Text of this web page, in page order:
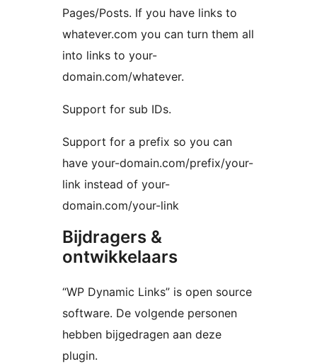
Pages/Posts. If you have links to
whatever.com you can turn them all
into links to your-
domain.com/whatever.
Support for sub IDs.
Support for a prefix so you can
have your-domain.com/prefix/your-
link instead of your-
domain.com/your-link
Bijdragers &
ontwikkelaars
“WP Dynamic Links” is open source
software. De volgende personen
hebben bijgedragen aan deze
plugin.